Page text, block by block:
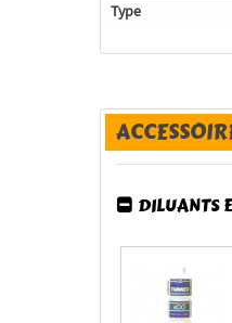
Type
DILUANTS